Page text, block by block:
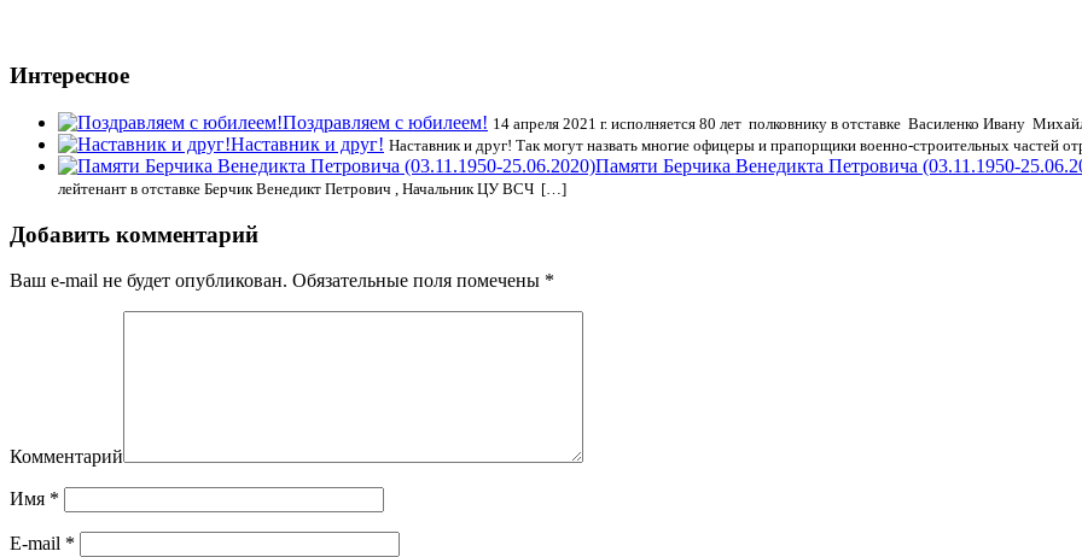
Интересное
Поздравляем с юбилеем! 14 апреля 2021 г. исполняется 80 лет полковнику в отставке Василенко Ивану
Наставник и друг! Наставник и друг! Так могут назвать многие офицеры и прапорщики военно-строительных частей
Памяти Берчика Венедикта Петровича (03.11.1950-
лейтенант в отставке Берчик Венедикт Петрович , Начальник ЦУ ВСЧ […]
Добавить комментарий
Ваш e-mail не будет опубликован. Обязательные поля помечены *
Комментарий
Имя *
E-mail *